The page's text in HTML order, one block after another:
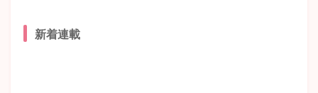
新着連載